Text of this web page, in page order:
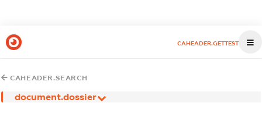
CAHEADER.GETTEST
CAHEADER.SEARCH
document.dossier